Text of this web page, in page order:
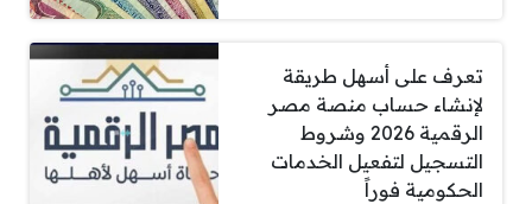
تعرف على أسهل طريقة
لإنشاء حساب منصة مصر
الرقمية 2026 وشروط
التسجيل لتفعيل الخدمات
الحكومية فوراً